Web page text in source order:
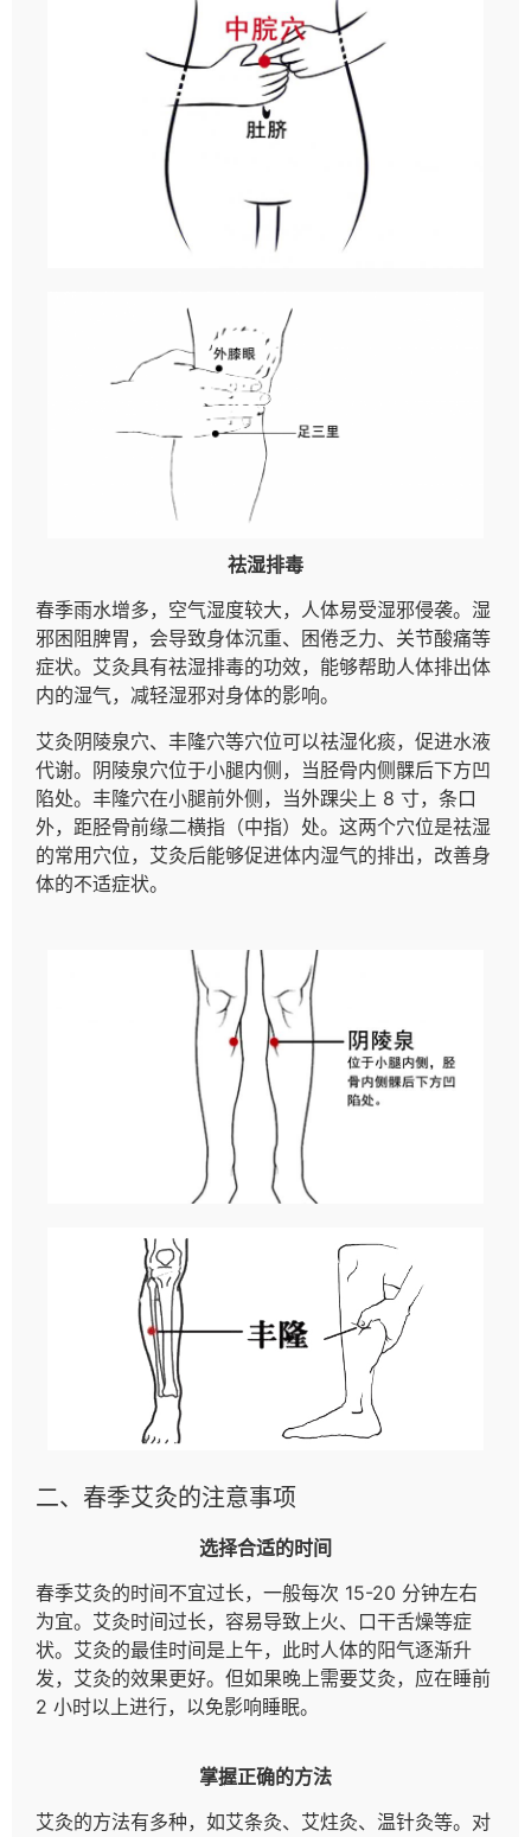
祛湿排毒
春季雨水增多，空气湿度较大，人体易受湿邪侵袭。湿
邪困阻脾胃，会导致身体沉重、困倦乏力、关节酸痛等
症状。艾灸具有祛湿排毒的功效，能够帮助人体排出体
内的湿气，减轻湿邪对身体的影响。
艾灸阴陵泉穴、丰隆穴等穴位可以祛湿化痰，促进水液
代谢。阴陵泉穴位于小腿内侧，当胫骨内侧髁后下方凹
陷处。丰隆穴在小腿前外侧，当外踝尖上 8 寸，条口
外，距胫骨前缘二横指（中指）处。这两个穴位是祛湿
的常用穴位，艾灸后能够促进体内湿气的排出，改善身
体的不适症状。
二、春季艾灸的注意事项
选择合适的时间
春季艾灸的时间不宜过长，一般每次 15-20 分钟左右
为宜。艾灸时间过长，容易导致上火、口干舌燥等症
状。艾灸的最佳时间是上午，此时人体的阳气逐渐升
发，艾灸的效果更好。但如果晚上需要艾灸，应在睡前
2 小时以上进行，以免影响睡眠。
掌握正确的方法
艾灸的方法有多种，如艾条灸、艾炷灸、温针灸等。对